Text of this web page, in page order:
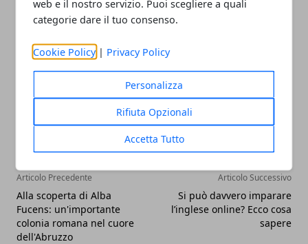
web e il nostro servizio. Puoi scegliere a quali
categorie dare il tuo consenso.
Cookie Policy | Privacy Policy
Personalizza
Rifiuta Opzionali
Accetta Tutto
maggiore difficoltà.
Facebook
TwitterWhatsapp
Articolo Precedente
Alla scoperta di Alba
Fucens: un'importante
colonia romana nel cuore
dell'Abruzzo
Articolo Successivo
Si può davvero imparare
l’inglese online? Ecco cosa
sapere